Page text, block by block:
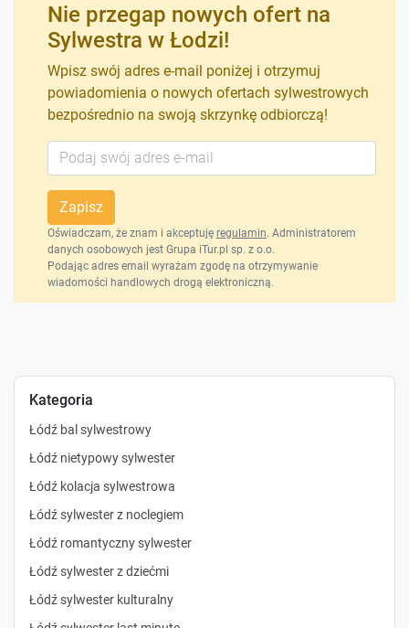
Kategoria
Łódź bal sylwestrowy
Łódź nietypowy sylwester
Łódź kolacja sylwestrowa
Łódź sylwester z noclegiem
Łódź romantyczny sylwester
Łódź sylwester z dziećmi
Łódź sylwester kulturalny
Nie przegap nowych ofert na
Sylwestra w Łodzi!
Wpisz swój adres e-mail poniżej i otrzymuj
powiadomienia o nowych ofertach sylwestrowych
bezpośrednio na swoją skrzynkę odbiorczą!
Zapisz
Oświadczam, że znam i akceptuję regulamin. Administratorem
danych osobowych jest Grupa iTur.pl sp. z o.o.
Podając adres email wyrażam zgodę na otrzymywanie
wiadomości handlowych drogą elektroniczną.